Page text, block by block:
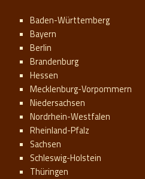
Baden-Württemberg
Bayern
Berlin
Brandenburg
Hessen
Mecklenburg-Vorpommern
Niedersachsen
Nordrhein-Westfalen
Rheinland-Pfalz
Sachsen
Schleswig-Holstein
Thüringen